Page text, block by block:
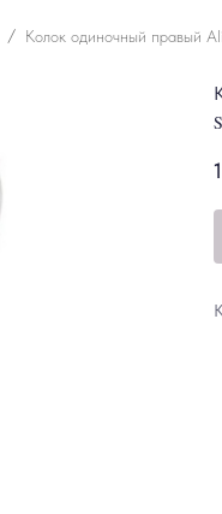
Колок одиночный правый